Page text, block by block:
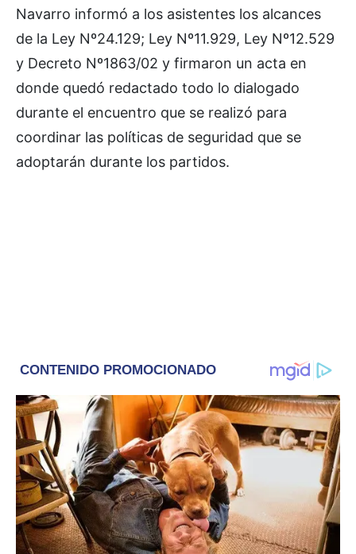
Navarro informó a los asistentes los alcances
de la Ley Nº24.129; Ley Nº11.929, Ley Nº12.529
y Decreto Nº1863/02 y firmaron un acta en
donde quedó redactado todo lo dialogado
durante el encuentro que se realizó para
coordinar las políticas de seguridad que se
adoptarán durante los partidos.